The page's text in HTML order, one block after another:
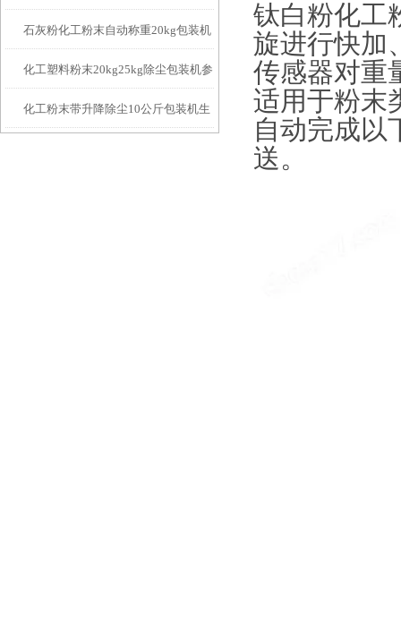
厂家
石灰粉化工粉末自动称重20kg包装机
厂家
化工塑料粉末20kg25kg除尘包装机参
数
化工粉末带升降除尘10公斤包装机生
钛白粉化工
旋进行快加
传感器对重
适用于粉末
自动完成以
送。